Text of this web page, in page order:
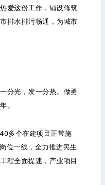
这份工作，铺设修筑
排水排污畅通，为城市
光，发一分热。做勇
。
多个在建项目正常施
位一线，全力推进民生
程全面提速，产业项目